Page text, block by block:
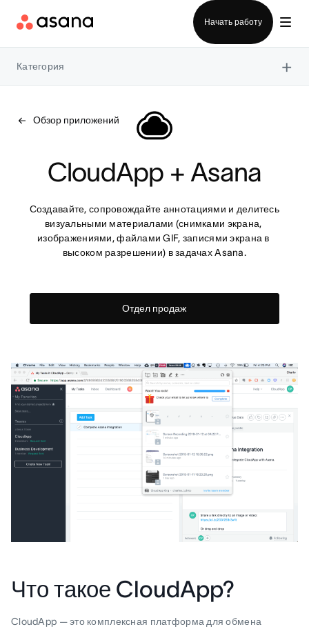
Начать работу
Категория ×
Обзор приложений
CloudApp + Asana
Создавайте, сопровождайте аннотациями и делитесь
визуальными материалами (снимками экрана,
изображениями, файлами GIF, записями экрана в
высоком разрешении) в задачах Asana.
Отдел продаж
Что такое CloudApp?
CloudApp — это комплексная платформа для обмена